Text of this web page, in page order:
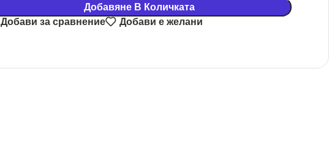
Добавяне В Количката
Добави за сравнение
Добави е желани